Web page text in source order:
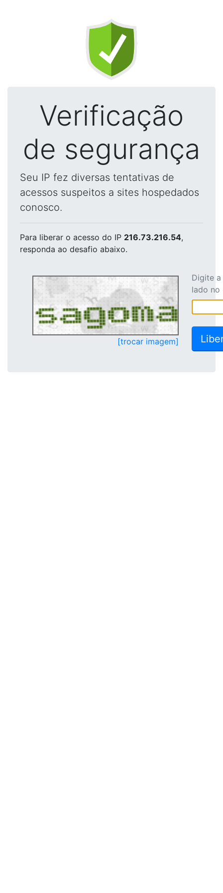
Verificação
de segurança
Seu IP fez diversas tentativas de
acessos suspeitos a sites hospedados
conosco.
Para liberar o acesso do IP 216.73.216.54,
responda ao desafio abaixo.
[trocar imagem]
Digite
lado no